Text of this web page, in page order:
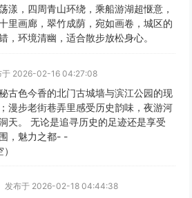
漾，四周青山环绕，乘船游湖超惬意，
里画廊，翠竹成荫，宛如画卷，城区的
，环境清幽，适合散步放松身心。
于 2026-02-16 04:27:08
古色今香的北门古城墙与滨江公园的现
漫步老街巷弄里感受历史韵味，夜游河
天。 无论是追寻历史的足迹还是享受
，魅力之都- -
发布于 2026-02-18 04:44:38